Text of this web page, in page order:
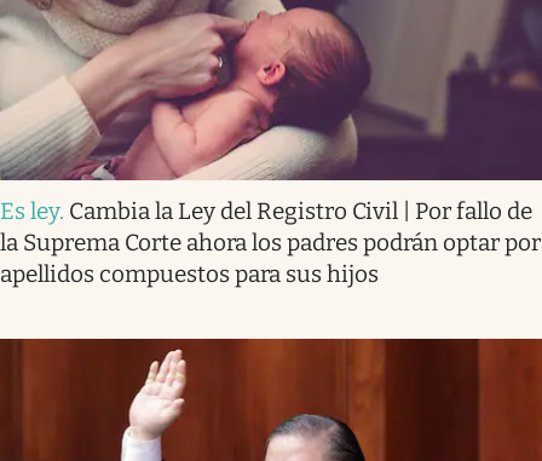
Es ley. Cambia la Ley del Registro Civil | Por fallo de
la Suprema Corte ahora los padres podrán optar por
apellidos compuestos para sus hijos